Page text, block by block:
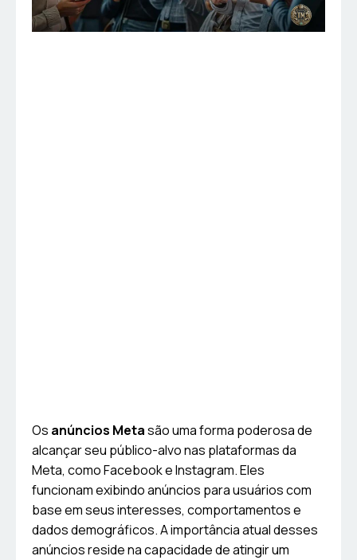
Os anúncios Metasão uma forma poderosa de
alcançar seu público-alvo nas plataformas da
Meta, como Facebook e Instagram. Eles
funcionam exibindo anúncios para usuários com
base em seus interesses, comportamentos e
dados demográficos. A importância atual desses
anúncios reside na capacidade de atingir um